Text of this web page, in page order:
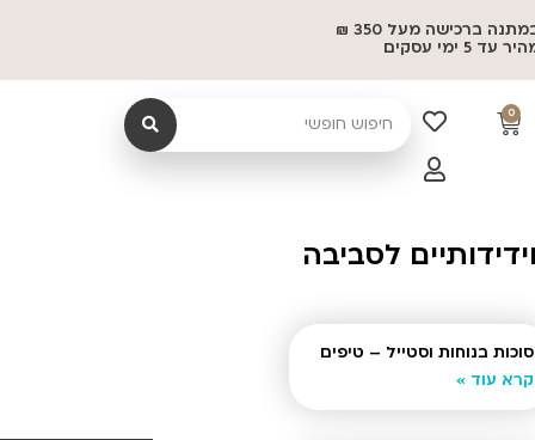
משלוח במתנה ברכישה מעל 350 ₪
5 ימי עסקים
0
לסביבה
סוכות בנוחות וסטייל – טיפים
קרא עוד »